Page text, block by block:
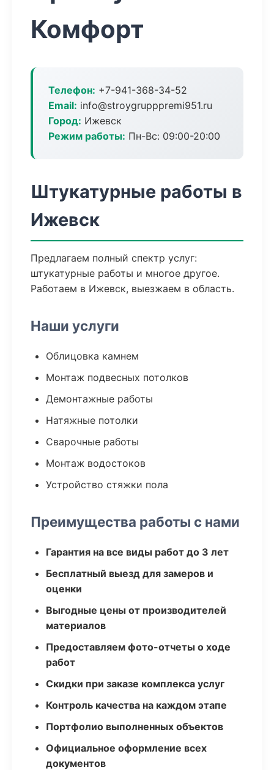
Комфорт
Телефон: +7-941-368-34-52
Email: info@stroygrupppremi951.ru
Город: Ижевск
Режим работы: Пн-Вс: 09:00-20:00
Штукатурные работы в
Ижевск
Предлагаем полный спектр услуг:
штукатурные работы и многое другое.
Работаем в Ижевск, выезжаем в область.
Наши услуги
Облицовка камнем
Монтаж подвесных потолков
Демонтажные работы
Натяжные потолки
Сварочные работы
Монтаж водостоков
Устройство стяжки пола
Преимущества работы с нами
Гарантия на все виды работ до 3 лет
Бесплатный выезд для замеров и
оценки
Выгодные цены от производителей
материалов
Предоставляем фото-отчеты о ходе
работ
Скидки при заказе комплекса услуг
Контроль качества на каждом этапе
Портфолио выполненных объектов
Официальное оформление всех
документов